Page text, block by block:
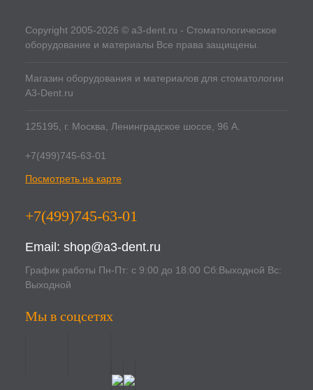
Copyright 2005-2026 © a3-dent.ru - Стоматологическое
оборудование и материалы Все права защищены.
Магазин оборудования и материалов для стоматологии
A3-Dent.ru
125195, г. Москва, Ленинградское шоссе, 96 А.
+7(499)745-63-01
Посмотреть на карте
+7(499)745-63-01
Email: shop@a3-dent.ru
График работы Пн-Пт: с 9:00 до 18:00 Сб:Выходной Вс:
Выходной
Мы в соцсетях